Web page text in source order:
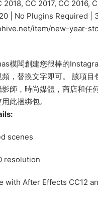
2018, CC 2017, CC 2016,
| No Plugins Required |
item/new-year-
模闆創建您很棒的
，替換文字即可。 該項目
師，時尚媒體，商店和任
此捆綁包。
scenes
resolution
with After Effects CC12